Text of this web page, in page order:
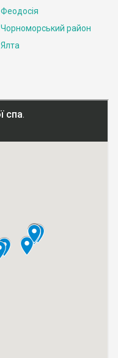
Феодосія
Чорноморський район
Ялта